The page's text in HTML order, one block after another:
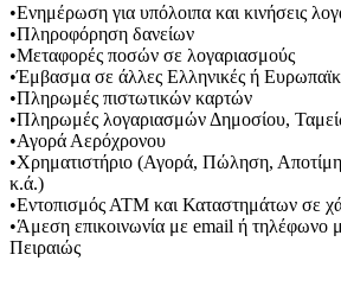
•Ενημέρωση για υπόλοιπα και κινήσεις
•Πληροφόρηση δανείων
•Μεταφορές ποσών σε λογαριασμούς
•Έμβασμα σε άλλες Ελληνικές ή
•Πληρωμές πιστωτικών καρτών
•Πληρωμές λογαριασμών Δημοσίου,
•Αγορά Αερόχρονου
•Χρηματιστήριο (Αγορά, Πώληση,
κ.ά.)
•Εντοπισμός ΑΤΜ και Καταστημάτων σε
•Άμεση επικοινωνία με email ή τηλέφωνο
Πειραιώς